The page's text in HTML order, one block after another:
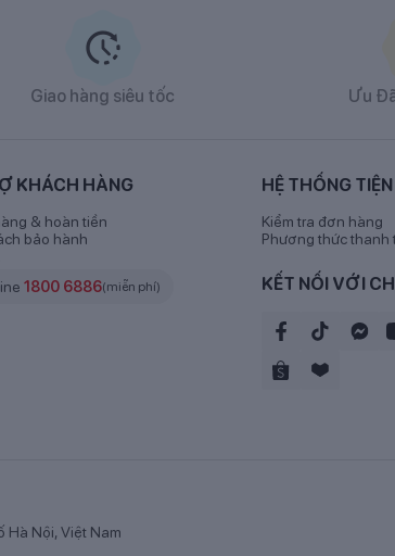
ColosBaby Gold 0+ 800g (0-12M) New
số 0+
Gold số 0+
non ColosIgG 24h, Lactium, Choline, Taurine,
Giao hàng siêu tốc Ưu
KHÁCH HÀNG
& hoàn tiền
bảo hành
1800 6886(miễn phí)
HỆ THỐNG
Kiểm tra đơn hàng
Phương thức thanh
KẾT NỐI VỚI
Hà Nội, Việt Nam